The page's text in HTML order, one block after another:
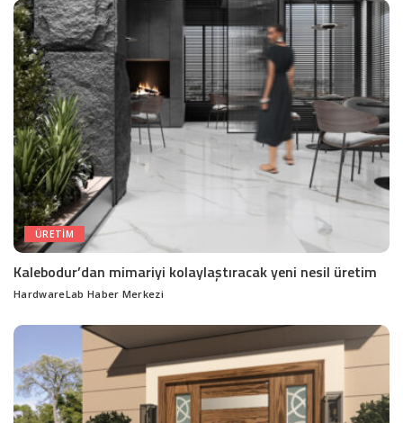
ÜRETIM
Kalebodur’dan mimariyi kolaylaştıracak yeni nesil üretim
Posted
HardwareLab Haber Merkezi